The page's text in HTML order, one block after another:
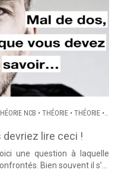
NCB • THÉORIE • THÉORIE •
devriez lire ceci !
une question à laquelle
Bien souvent il s’...